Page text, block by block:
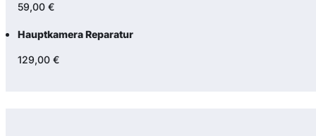
59,00 €
Hauptkamera Reparatur
129,00 €